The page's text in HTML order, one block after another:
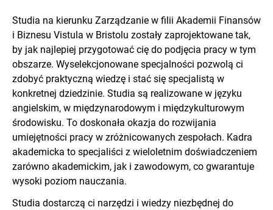
Studia na kierunku Zarządzanie w filii Akademii Finansów
i Biznesu Vistula w Bristolu zostały zaprojektowane tak,
by jak najlepiej przygotować cię do podjęcia pracy w tym
obszarze. Wyselekcjonowane specjalności pozwolą ci
zdobyć praktyczną wiedzę i stać się specjalistą w
konkretnej dziedzinie. Studia są realizowane w języku
angielskim, w międzynarodowym i międzykulturowym
środowisku. To doskonała okazja do rozwijania
umiejętności pracy w zróżnicowanych zespołach. Kadra
akademicka to specjaliści z wieloletnim doświadczeniem
zarówno akademickim, jak i zawodowym, co gwarantuje
wysoki poziom nauczania.
Studia dostarczą ci narzędzi i wiedzy niezbędnej do